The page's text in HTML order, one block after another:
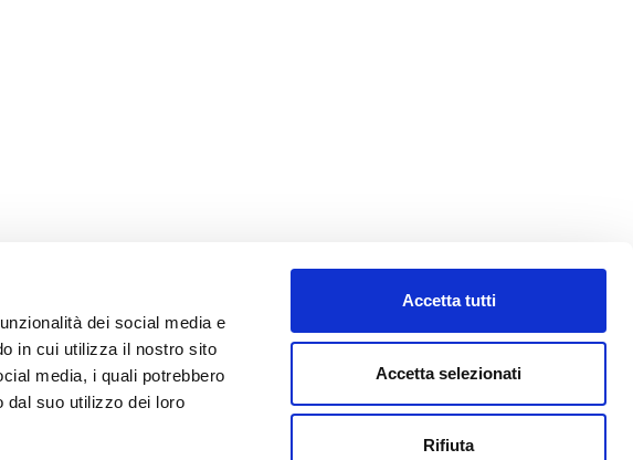
dei social media e
in cui utilizza il nostro sito
media, i quali potrebbero
dal suo utilizzo dei loro
Accetta tutti
Accetta selezionati
Rifiuta